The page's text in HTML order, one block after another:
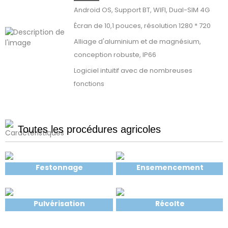
Android OS, Support BT, WIFI, Dual-SIM 4G
Écran de 10,1 pouces, résolution 1280 * 720
Alliage d'aluminium et de magnésium,
conception robuste, IP66
Logiciel intuitif avec de nombreuses
fonctions
Toutes les procédures agricoles
Festonnage Ensemencement
Pulvérisation Récolte